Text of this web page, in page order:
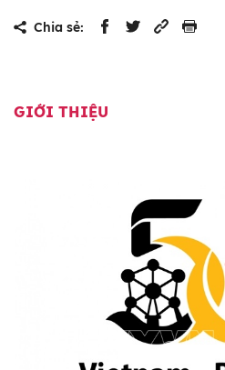
Chia sẻ:
GIỚI THIỆU